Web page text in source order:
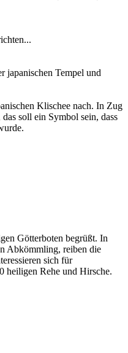
japanischen Tempel und
Klischee nach. In Zug
soll ein Symbol sein, dass
Götterboten begrüßt. In
Abkömmling, reiben die
sich für
heiligen Rehe und Hirsche.